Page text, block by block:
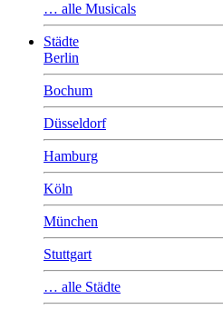
… alle Musicals
Städte
Berlin
Bochum
Düsseldorf
Hamburg
Köln
München
Stuttgart
… alle Städte